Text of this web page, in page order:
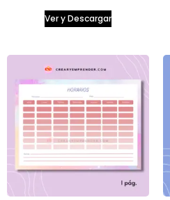
Ver y Descargar